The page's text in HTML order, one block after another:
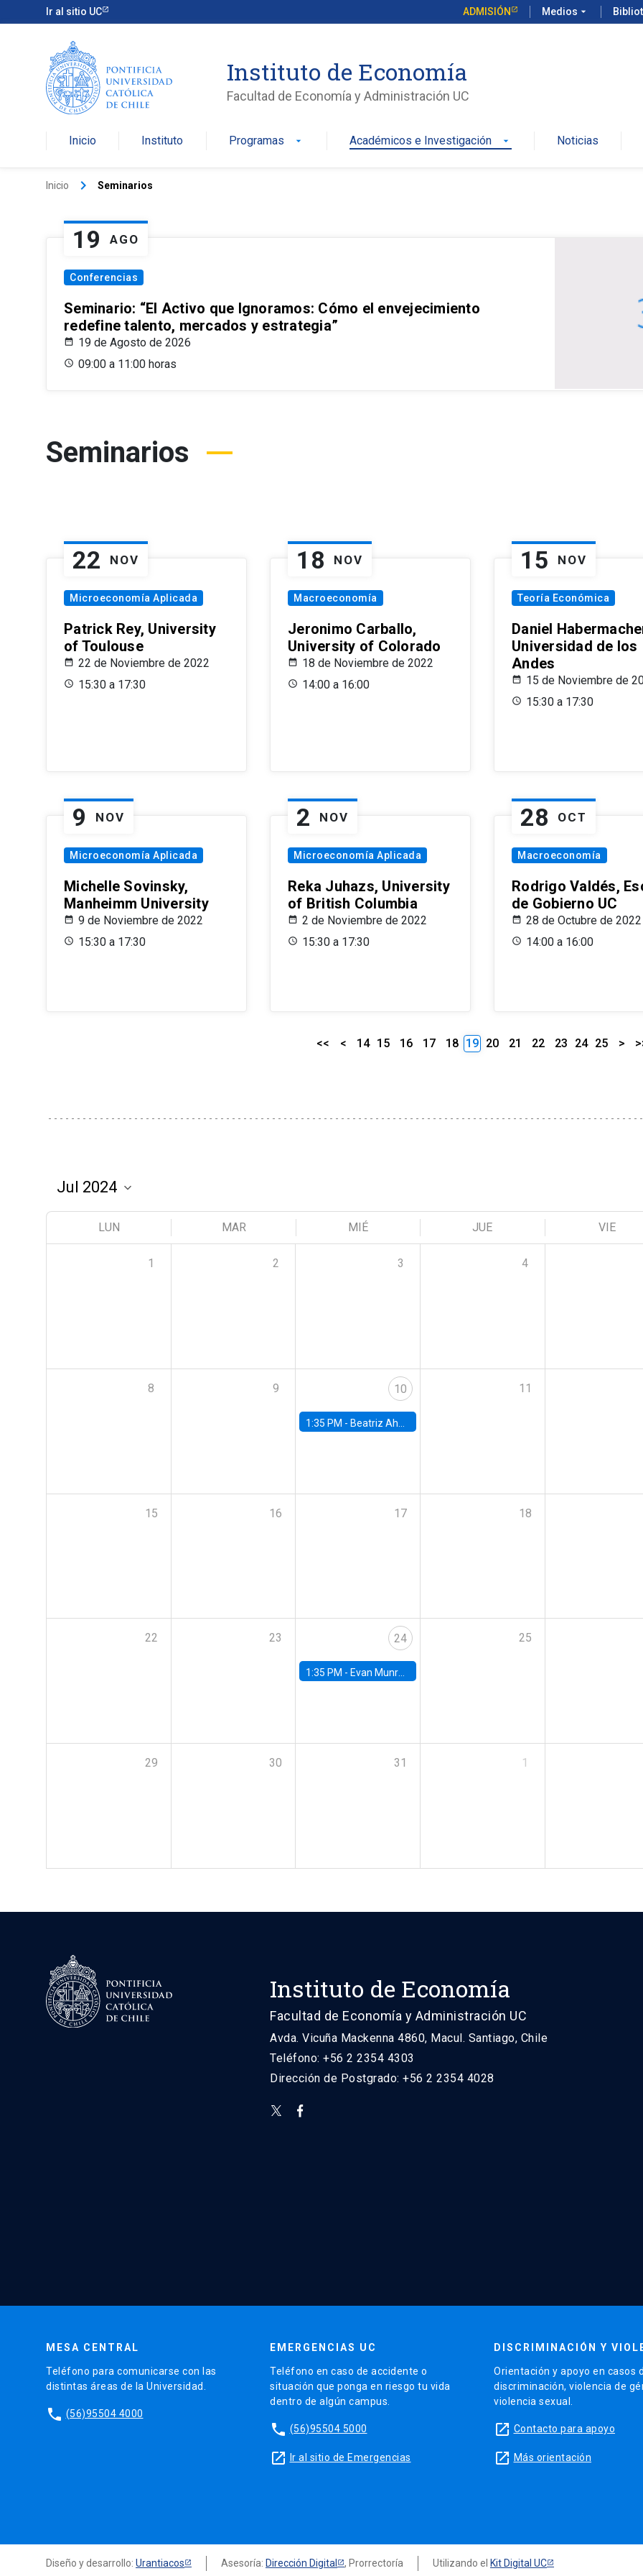
Ir al sitio UC ADMISIÓN Medios arrow_drop_down
Instituto de Economía
Facultad de Economía y Administración UC
Inicio Instituto Programas arrow_drop_down Académicos e Investigación arrow_drop_down Noticias
Inicio keyboard_arrow_right Seminarios
19 AGO
Conferencias
Seminario: “El Activo que Ignoramos: Cómo el envejecimiento
redefine talento, mercados y estrategia”
19 de Agosto de 2026
09:00 a 11:00 horas
Seminarios
22 NOV
Microeconomía Aplicada
Patrick Rey, University
of Toulouse
22 de Noviembre de 2022
15:30 a 17:30
18 NOV
Macroeconomía
Jeronimo Carballo,
University of Colorado
18 de Noviembre de 2022
14:00 a 16:00
15 NOV
Teoría Económica
Daniel
Universidad de los
Andes
15 de Noviembre de
15:30 a 17:30
9 NOV
Microeconomía Aplicada
Michelle Sovinsky,
Manheimm University
9 de Noviembre de 2022
15:30 a 17:30
2 NOV
Microeconomía Aplicada
Reka Juhazs, University
of British Columbia
2 de Noviembre de 2022
15:30 a 17:30
28 OCT
Macroeconomía
Rodrigo Valdés,
de Gobierno UC
28 de Octubre de 2022
14:00 a 16:00
<< < 14 15 16 17 18 19 20 21 22 23 24 25 >
LUN MAR MIÉ JUE VIE
1 2 3 4
8 9 10
1:35 PM - Beatriz Ahumada, PhD candidate, Universidad de Pittsburgh
11
15 16 17 18
22 23 24
1:35 PM - Evan Munro, Neyman Visiting Assistant Professor in the Department of Statistics at UC Berkeley
25
29 30 31 1
Instituto de Economía
Facultad de Economía y Administración UC
Avda. Vicuña Mackenna 4860, Macul. Santiago, Chile
Teléfono: +56 2 2354 4303
Dirección de Postgrado: +56 2 2354 4028
MESA CENTRAL
Teléfono para comunicarse con las
distintas áreas de la Universidad.
phone (56)95504 4000
EMERGENCIAS UC
Teléfono en caso de accidente o
situación que ponga en riesgo tu vida
dentro de algún campus.
phone (56)95504 5000
launch Ir al sitio de Emergencias
DISCRIMINACIÓN Y
Orientación y apoyo en casos
discriminación, violencia de
violencia sexual.
launch Contacto para apoyo
launch Más orientación
Diseño y desarrollo: Urantiacos Asesoría: Dirección Digital , Prorrectoría Utilizando el Kit Digital UC